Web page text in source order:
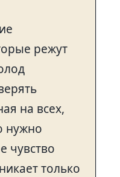
режут
на всех,
нужно
чувство
только